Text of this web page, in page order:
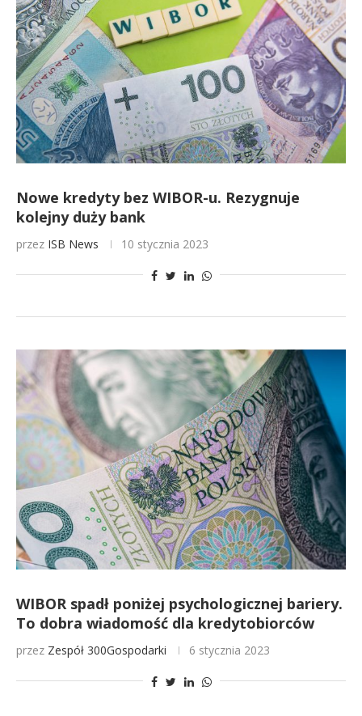
Nowe kredyty bez WIBOR-u. Rezygnuje
kolejny duży bank
przez ISB News 10 stycznia 2023
WIBOR spadł poniżej psychologicznej bariery.
To dobra wiadomość dla kredytobiorców
przez Zespół 300Gospodarki 6 stycznia 2023